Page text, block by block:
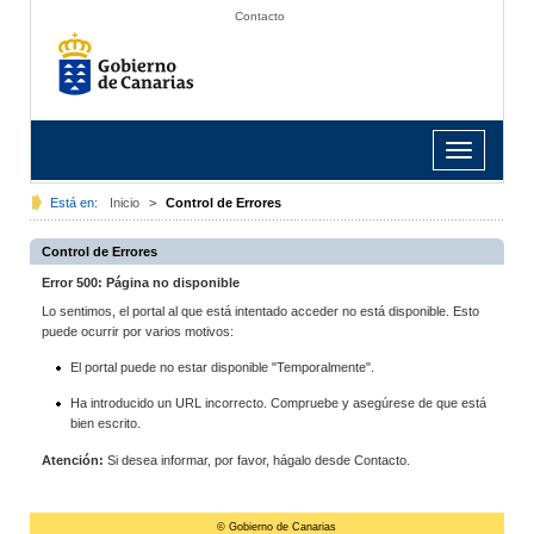
Contacto
Toggle
navigation
Está en: Inicio > Control de Errores
Control de Errores
Error 500: Página no disponible
Lo sentimos, el portal al que está intentado acceder no está disponible. Esto
puede ocurrir por varios motivos:
El portal puede no estar disponible "Temporalmente".
Ha introducido un URL incorrecto. Compruebe y asegúrese de que está
bien escrito.
Atención: Si desea informar, por favor, hágalo desde Contacto.
© Gobierno de Canarias